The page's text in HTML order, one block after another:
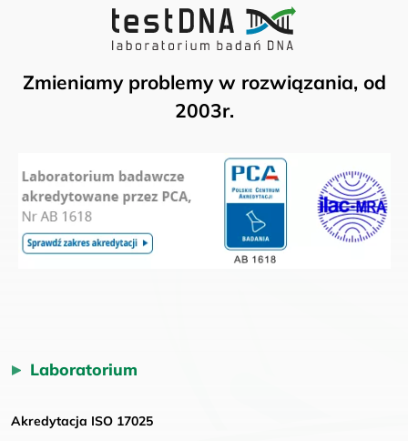
Zmieniamy problemy w rozwiązania, od
2003r.
Laboratorium
Akredytacja ISO 17025